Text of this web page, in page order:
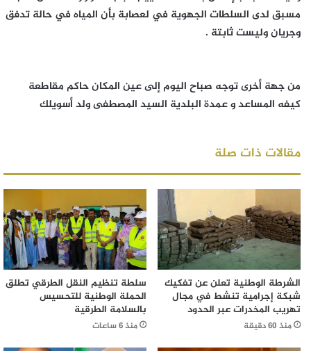
مسبق لدى السلطات الجهوية في لعصابة بأن المياه في حالة تدفق
وجريان وليست ثابتة .
من جهة أخرى توجه صباح اليوم إلى عين المكان حاكم مقاطعة
كيفه المساعد و عمدة البلدية السيد المصطفى ولد أسويلك
مقالات ذات صلة
الشرطة الوطنية تعلن عن تفكيك
شبكة إجرامية تنشط في مجال
تهريب المخدرات عبر الحدود
منذ 60 دقيقة
سلطة تنظيم النقل الطرقي تطلق
الحملة الوطنية للتحسيس
بالسلامة الطرقية
منذ 6 ساعات